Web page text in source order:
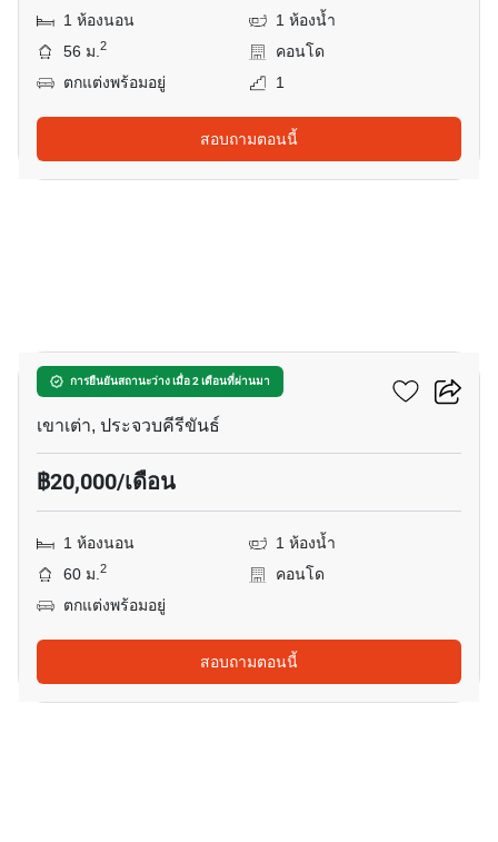
1 ห้องนอน
1 ห้องน้ำ
56 ม.2
คอนโด
ตกแต่งพร้อมอยู่
1
สอบถามตอนนี้
การยืนยันสถานะว่าง เมื่อ 2 เดือนที่ผ่านมา
วันเวลา หัวหิน-เขาเต่า
เขาเต่า, ประจวบคีรีขันธ์
฿20,000/เดือน
1 ห้องนอน
1 ห้องน้ำ
60 ม.2
คอนโด
ตกแต่งพร้อมอยู่
สอบถามตอนนี้